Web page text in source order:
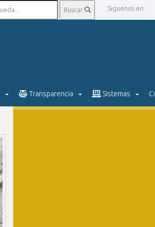
Siguenos en:
Buscar
Transparencia Sistemas